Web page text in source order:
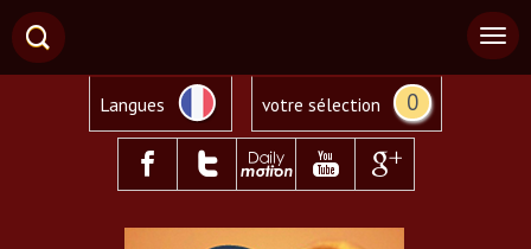
Langues votre sélection 0